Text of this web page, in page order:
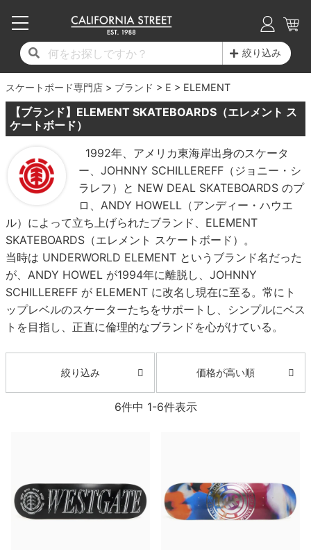
絞り込み
スケートボード専門店 ブランド E ELEMENT
【ブランド】ELEMENT SKATEBOARDS（エレメント ス
ケートボード）
1992年、アメリカ東海岸出身のスケータ
ー、JOHNNY SCHILLEREFF（ジョニー・シ
ラレフ）と NEW DEAL SKATEBOARDS のプ
ロ、ANDY HOWELL（アンディー・ハウエ
ル）によって立ち上げられたブランド、ELEMENT
SKATEBOARDS（エレメント スケートボード）。
当時は UNDERWORLD ELEMENT というブランド名だった
が、ANDY HOWEL が1994年に離脱し、JOHNNY
SCHILLEREFF が ELEMENT に改名し現在に至る。常にト
ップレベルのスケーターたちをサポートし、シンプルにベス
トを目指し、正直に倫理的なブランドを心がけている。
絞り込み 価格が高い順
6件中 1-6件表示
17時までのご注文は当日発送！
11,000円以上で送料無料！
毎月1日はポイント5倍！10日と20日は3倍！
コンプリートセット（完成品）
デッキ
17時までのご注文は当日発送！
11,000円以上で送料無料！
毎月1日はポイント5倍！10日と20日は3倍！
デッキ新着一覧
デッキブランド一覧（全てのデッキ）
サイズからデッキを選ぶ
子供用デッキ
7.0inch以下
7.2inch
7.3inch
7.5inch
7.6inch
7.7inch
7.8inch
7.9inch
8.4inch
トラック
17時までのご注文は当日発送！
11,000円以上で送料無料！
毎月1日はポイント5倍！10日と20日は3倍！
トラック新着一覧
トラックブランド一覧（全てのトラック）
適合デッキサイズから選ぶ
7.0inch以下
7.2inch
7.3inch
7.5inch
7.6inch
7.7inch
7.8inch
7.9inch
8.0inch
8.5inch
ウィール
17時までのご注文は当日発送！
11,000円以上で送料無料！
毎月1日はポイント5倍！10日と20日は3倍！
ウィール新着一覧
ウィールブランド一覧（全てのウィール）
ウィールをサイズから選ぶ
50mm
51mm
52mm
53mm
54mm
55mm
56mm
57mm
58mm
64mm
スピットファイヤー F4（フォーミュラフォ
ー）
ボーンズ XF（エックスフォーミュラ）
ボーンズ STF（エスティーエフ）
パウエルペラルタ DF（ドラゴンフォーミュ
ソフトウィール（クルーザー）
デッキテープ
パーツ・その他
足回りセット（トラック・ウィールセット）
練習用アイテム（初心者におすすめ）
スケートケース・バッグ
17時までのご注文は当日発送！
11,000円以上で送料無料！
毎月1日はポイント5倍！10日と20日は3倍！
シューズ新着一覧
シューズブランド一覧
シューズをサイズから選ぶ
20cm
21cm
22cm
22.5cm
23cm
23.5cm
24cm
24.5cm
25cm
27.5cm
サンダル
インソール
シューレース・その他
17時までのご注文は当日発送！
11,000円以上で送料無料！
毎月1日はポイント5倍！10日と20日は3倍！
Tシャツ
ロングスリーブTシャツ
ジャケット
パーカー
パンツ
長袖ボタンシャツ
7分袖シャツ・ラグラン
キャップ
ソックス
17時までのご注文は当日発送！
11,000円以上で送料無料！
毎月1日はポイント5倍！10日と20日は3倍！
最新ブログ一覧
カテゴリー
17時までのご注文は当日発送！
11,000円以上で送料無料！
毎月1日はポイント5倍！10日と20日は3倍！
初心者の方へ
商品情報
徹底解析
スタッフおすすめアイテム
ブランド紹介
INFO
スケートパーク情報
17時までのご注文は当日発送！
11,000円以上で送料無料！
毎月1日はポイント5倍！10日と20日は3倍！
店舗情報
ショップライダー紹介
スタッフ紹介
カリフォルニアストリートの歴史
求人情報
プライバシーポリシー
特定商取引法に基づく表記